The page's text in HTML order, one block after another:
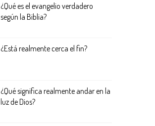
¿Qué es el evangelio verdadero
según la Biblia?
¿Está realmente cerca el fin?
¿Qué significa realmente andar en la
luz de Dios?